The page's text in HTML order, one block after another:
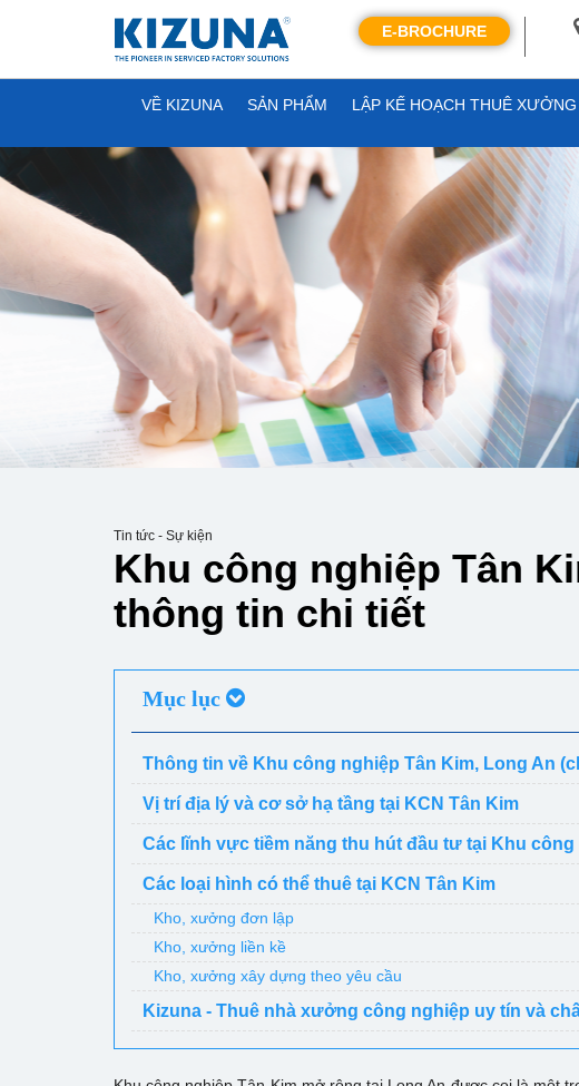
E-BROCHURE
VỀ KIZUNA SẢN PHẨM LẬP KẾ HOẠCH THUÊ XƯỞNG
Tin tức - Sự kiện
Khu công nghiệp Tân
thông tin chi tiết
Mục lục
Thông tin về Khu công nghiệp Tân Kim, Long An
Vị trí địa lý và cơ sở hạ tầng tại KCN Tân Kim
Các lĩnh vực tiềm năng thu hút đầu tư tại Khu
Các loại hình có thể thuê tại KCN Tân Kim
Kho, xưởng đơn lập
Kho, xưởng liền kề
Kho, xưởng xây dựng theo yêu cầu
Kizuna - Thuê nhà xưởng công nghiệp uy tín và